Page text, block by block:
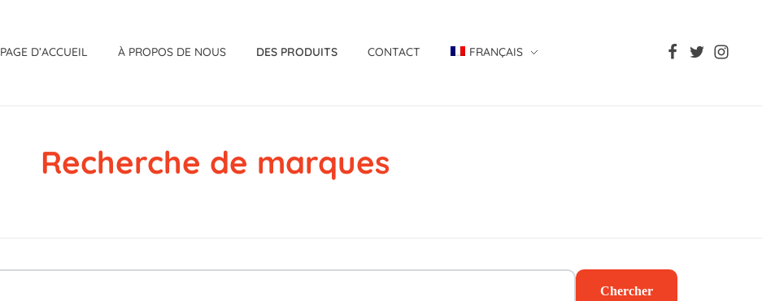
PAGE D’ACCUEIL À PROPOS DE NOUS DES PRODUITS CONTACT FRANÇAIS
Recherche de marques
Chercher